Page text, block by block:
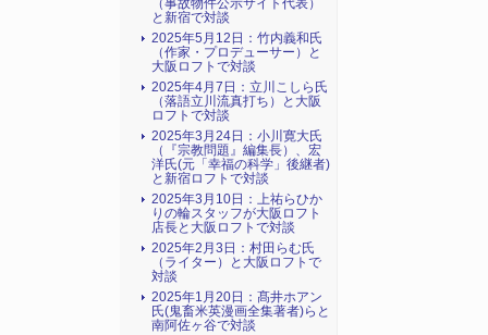
（事故物件公示サイト代表）
と新宿で対談
2025年5月12日：竹内義和氏
（作家・プロデューサー）と
大阪ロフトで対談
2025年4月7日：立川こしら氏
（落語立川流真打ち）と大阪
ロフトで対談
2025年3月24日：小川寛大氏
（『宗教問題』編集長）、宏
洋氏(元「幸福の科学」後継者)
と新宿ロフトで対談
2025年3月10日：上祐らひか
りの輪スタッフが大阪ロフト
店長と大阪ロフトで対談
2025年2月3日：村田らむ氏
（ライター）と大阪ロフトで
対談
2025年1月20日：髙井ホアン
氏(鬼畜米英漫画全集著者)らと
南阿佐ヶ谷で対談